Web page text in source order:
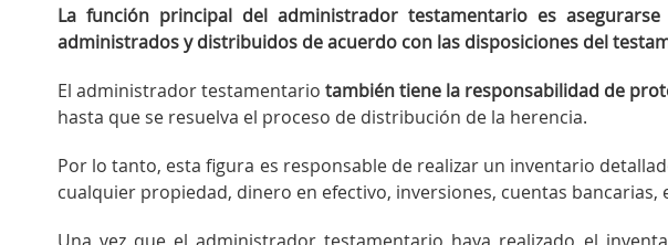
La función principal del administrador testamentario es
administrados y distribuidos de acuerdo con las disposiciones del
El administrador testamentario también tiene la responsabilidad de
hasta que se resuelva el proceso de distribución de la herencia.
Por lo tanto, esta figura es responsable de realizar un inventario
cualquier propiedad, dinero en efectivo, inversiones, cuentas bancarias,